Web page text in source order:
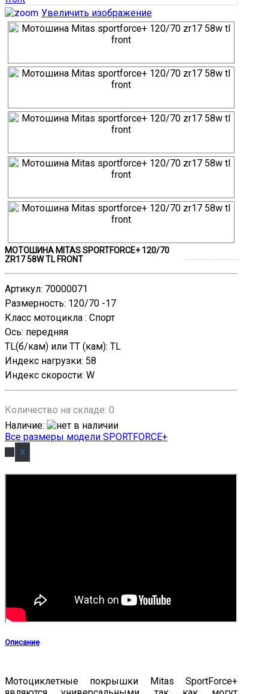
Увеличить изображение
МОТОШИНА MITAS SPORTFORCE+ 120/70
ZR17 58W TL FRONT
Артикул: 70000071
Размерность: 120/70 -17
Класс мотоцикла : Спорт
Ось: передняя
TL(б/кам) или TT (кам): TL
Индекс нагрузки: 58
Индекс скорости: W
Количество на складе: 0
Наличие:
Все размеры модели SPORTFORCE+
Описание
Мотоциклетные покрышки Mitas SportForce+